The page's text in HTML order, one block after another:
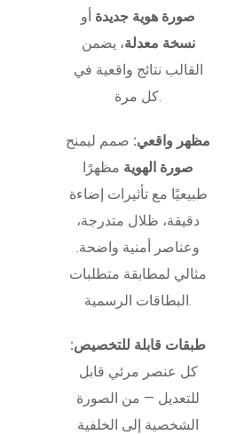
صورة هوية جديدة أو
نسخة معدلة، يضمن
القالب نتائج واقعية في
كل مرة.
مظهر واقعي: صمم ليمنح
صورة الهوية مظهرًا
طبيعيًا مع تأثيرات إضاءة
دقيقة، ظلال متدرجة،
وعناصر أمنية واضحة.
مثالي لمطابقة متطلبات
البطاقات الرسمية.
طبقات قابلة للتخصيص:
كل عنصر مرئي قابل
للتعديل — من الصورة
الشخصية إلى الخلفية